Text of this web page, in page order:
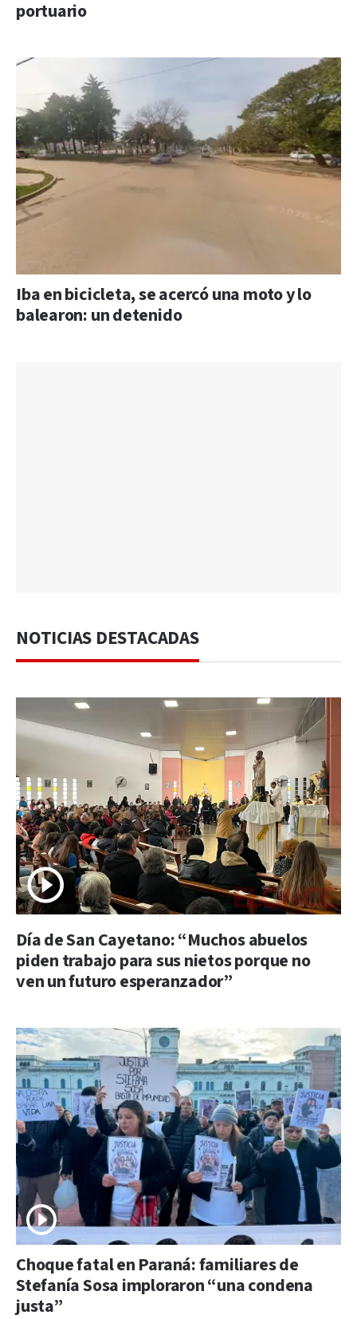
portuario
Iba en bicicleta, se acercó una moto y lo
balearon: un detenido
NOTICIAS DESTACADAS
Día de San Cayetano: “Muchos abuelos
piden trabajo para sus nietos porque no
ven un futuro esperanzador”
Choque fatal en Paraná: familiares de
Stefanía Sosa imploraron “una condena
justa”